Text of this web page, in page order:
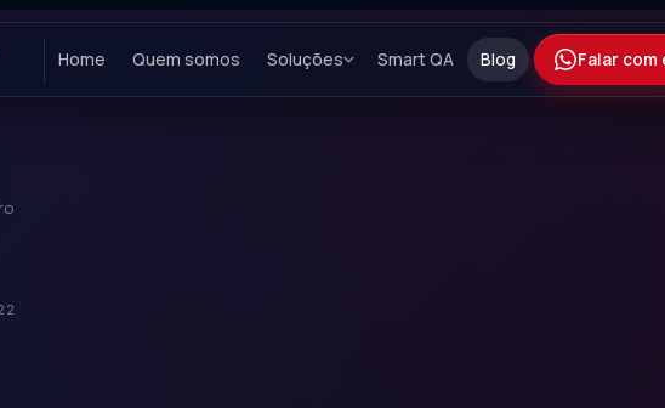
Home Quem somos Soluções Smart QA Blog Falar